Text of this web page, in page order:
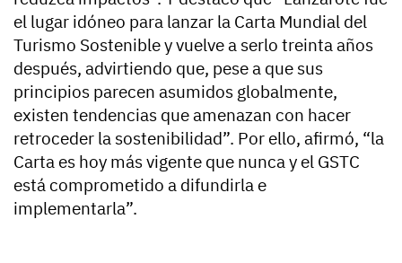
el lugar idóneo para lanzar la Carta Mundial del
Turismo Sostenible y vuelve a serlo treinta años
después, advirtiendo que, pese a que sus
principios parecen asumidos globalmente,
existen tendencias que amenazan con hacer
retroceder la sostenibilidad”. Por ello, afirmó, “la
Carta es hoy más vigente que nunca y el GSTC
está comprometido a difundirla e
implementarla”.